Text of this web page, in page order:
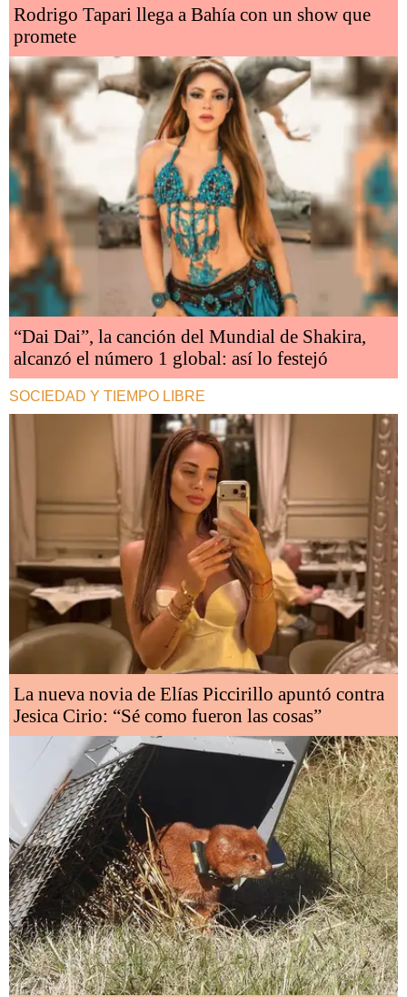
Rodrigo Tapari llega a Bahía con un show que
promete
“Dai Dai”, la canción del Mundial de Shakira,
alcanzó el número 1 global: así lo festejó
SOCIEDAD Y TIEMPO LIBRE
La nueva novia de Elías Piccirillo apuntó contra
Jesica Cirio: “Sé como fueron las cosas”